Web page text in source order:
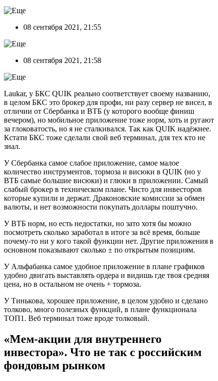
08 сентября 2021, 21:55
08 сентября 2021, 21:58
Laukar, у БКС QUIK реально соответствует своему названию,
в целом БКС это брокер для профи, ни разу сервер не висел, в
отличии от Сбербанка и ВТБ (у которого вообще финиш
вечером), но мобильное приложение тоже норм, хоть и ругают
за глоковатость, но я не сталкивался. Так как QUIK надёжнее.
Кстати БКС тоже сделали свой веб терминал, для тех кто не
знал.
У Сбербанка самое слабое приложение, самое малое
количество инструментов, тормоза и висюки в QUIK (но у
ВТБ самые большие висюки) и глюки в приложении. Самый
слабый брокер в техническом плане. Чисто для инвесторов
которые купили и держат. Драконовские комиссии за обмен
валюты, и нет возможности покупать доллары поштучно.
У ВТБ норм, но есть недостатки, но зато хотя бы можно
посмотреть сколько заработал в итоге за всё время, больше
почему-то ни у кого такой функции нет. Другие приложения в
основном показывают сколько ± по открытым позициям.
У Альфабанка самое удобное приложение в плане графиков
удобно двигать выставлять ордера и видишь где твоя средняя
цена, но в остальном не очень + тормоза.
У Тинькова, хорошее приложение, в целом удобно и сделано
толково, много полезных функций, в плане функционала
ТОП1. Веб терминал тоже вроде толковый.
«Мем-акции для внутреннего
инвестора». Что не так с российским
фондовым рынком